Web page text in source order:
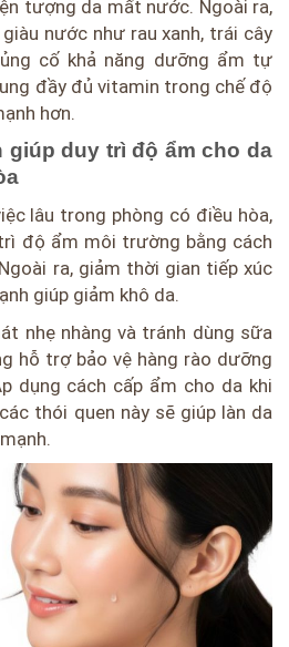
tượng da mất nước. Ngoài ra,
nước như rau xanh, trái cây
cố khả năng dưỡng ẩm tự
đầy đủ vitamin trong chế độ
hơn.
giúp duy trì độ ẩm cho da
lâu trong phòng có điều hòa,
độ ẩm môi trường bằng cách
ra, giảm thời gian tiếp xúc
giúp giảm khô da.
nhẹ nhàng và tránh dùng sữa
hỗ trợ bảo vệ hàng rào dưỡng
dụng cách cấp ẩm cho da khi
thói quen này sẽ giúp làn da